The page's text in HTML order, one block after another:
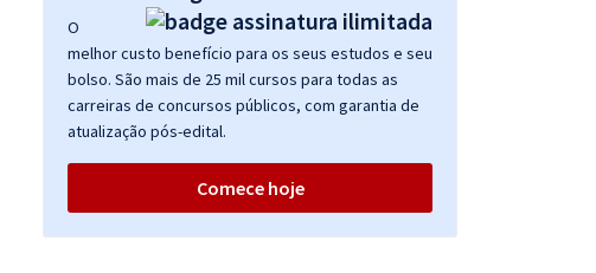
O
melhor custo benefício para os seus estudos e seu
bolso. São mais de 25 mil cursos para todas as
carreiras de concursos públicos, com garantia de
atualização pós-edital.
Comece hoje